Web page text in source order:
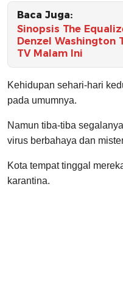
Baca Juga:
Sinopsis The
Denzel Washington
TV Malam Ini
Kehidupan sehari-hari
pada umumnya.
Namun tiba-tiba
virus berbahaya dan
Kota tempat tinggal
karantina.